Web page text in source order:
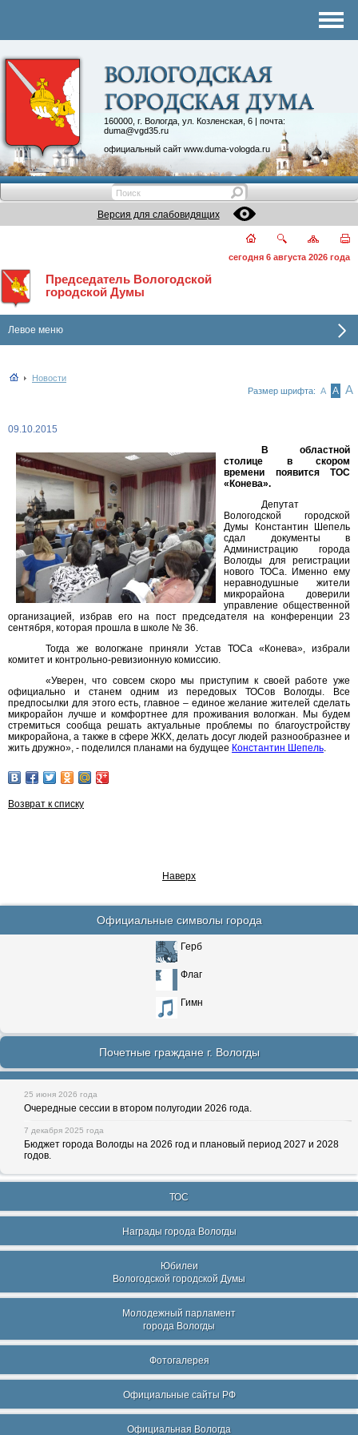
160000, г. Вологда, ул. Козленская, 6 | почта:
duma@vgd35.ru
официальный сайт www.duma-vologda.ru
Контакты
Депутатские объединения
Версия для слабовидящих
сегодня 6 августа 2026 года
Председатель Вологодской
городской Думы
Левое меню
Новости
Размер шрифта: А А А
09.10.2015
В областной
столице в скором
времени появится ТОС
«Конева».
Депутат
Вологодской городской
Думы Константин Шепель
сдал документы в
Администрацию города
Вологды для регистрации
нового ТОСа. Именно ему
неравнодушные жители
микрорайона доверили
управление общественной
организацией, избрав его на пост председателя на конференции 23
сентября, которая прошла в школе № 36.
Тогда же вологжане приняли Устав ТОСа «Конева», избрали
комитет и контрольно-ревизионную комиссию.
«Уверен, что совсем скоро мы приступим к своей работе уже
официально и станем одним из передовых ТОСов Вологды. Все
предпосылки для этого есть, главное – единое желание жителей сделать
микрорайон лучше и комфортнее для проживания вологжан. Мы будем
стремиться сообща решать актуальные проблемы по благоустройству
микрорайона, а также в сфере ЖКХ, делать досуг людей разнообразнее и
жить дружно», - поделился планами на будущее Константин Шепель.
Возврат к списку
Наверх
Официальные символы города
Герб
Флаг
Гимн
Почетные граждане г. Вологды
25 июня 2026 года
Очередные сессии в втором полугодии 2026 года.
7 декабря 2025 года
Бюджет города Вологды на 2026 год и плановый период 2027 и 2028
годов.
ТОС
Награды города Вологды
Юбилеи
Вологодской городской Думы
Молодежный парламент
города Вологды
Фотогалерея
Официальные сайты РФ
Официальная Вологда